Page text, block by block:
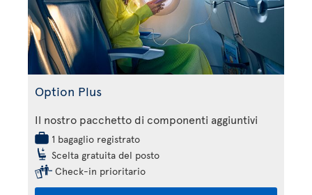
Option Plus
Il nostro pacchetto di componenti aggiuntivi
1 bagaglio registrato
Scelta gratuita del posto
Check-in prioritario